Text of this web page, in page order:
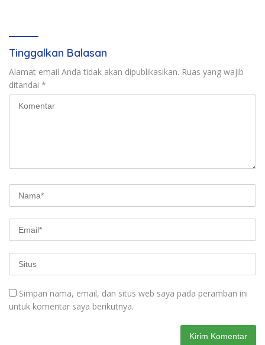
Tinggalkan Balasan
Alamat email Anda tidak akan dipublikasikan. Ruas yang wajib
ditandai *
Simpan nama, email, dan situs web saya pada peramban ini
untuk komentar saya berikutnya.